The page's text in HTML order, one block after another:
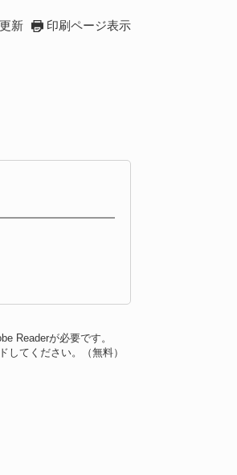
新 印刷ページ表示
Readerが必要です。
してください。（無料）